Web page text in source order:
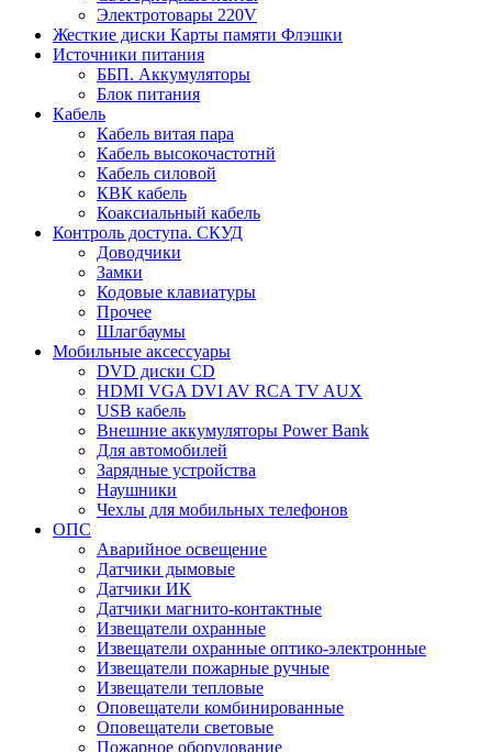
Электротовары 220V
Жесткие диски Карты памяти Флэшки
Источники питания
ББП. Аккумуляторы
Блок питания
Кабель
Кабель витая пара
Кабель высокочастотнй
Кабель силовой
КВК кабель
Коаксиальный кабель
Контроль доступа. СКУД
Доводчики
Замки
Кодовые клавиатуры
Прочее
Шлагбаумы
Мобильные аксессуары
DVD диски CD
HDMI VGA DVI AV RCA TV AUX
USB кабель
Внешние аккумуляторы Power Bank
Для автомобилей
Зарядные устройства
Наушники
Чехлы для мобильных телефонов
ОПС
Аварийное освещение
Датчики дымовые
Датчики ИК
Датчики магнито-контактные
Извещатели охранные
Извещатели охранные оптико-электронные
Извещатели пожарные ручные
Извещатели тепловые
Оповещатели комбинированные
Оповещатели световые
Пожарное оборудование